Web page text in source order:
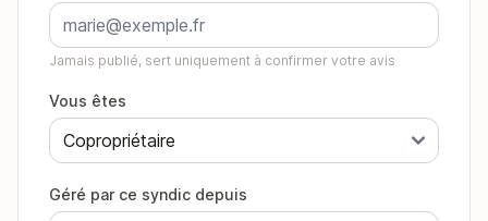
Jamais publié, sert uniquement à confirmer votre avis
Vous êtes
Géré par ce syndic depuis